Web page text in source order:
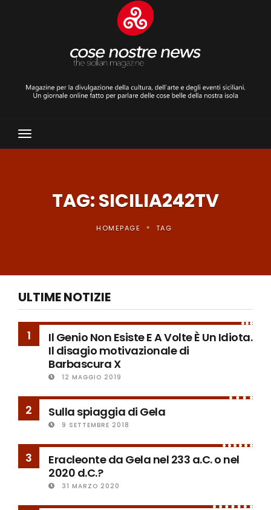
Toggle
Navigation
TAG: SICILIA242TV
HOMEPAGE » TAG
ULTIME NOTIZIE
1
Il Genio Non Esiste E A Volte È Un Idiota.
Il disagio motivazionale di
Barbascura X
12 MAGGIO 2019
2 Sulla spiaggia di Gela
9 SETTEMBRE 2018
3
Eracleonte da Gela nel 233 a.C. o nel
2020 d.C.?
31 MARZO 2020